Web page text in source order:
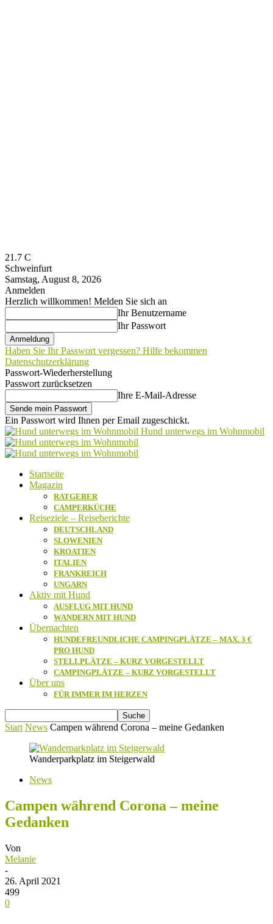
21.7 C
Schweinfurt
Samstag, August 8, 2026
Anmelden
Herzlich willkommen! Melden Sie sich an
Ihr Benutzername
Ihr Passwort
Haben Sie Ihr Passwort vergessen? Hilfe bekommen
Datenschutzerklärung
Passwort-Wiederherstellung
Passwort zurücksetzen
Ihre E-Mail-Adresse
Ein Passwort wird Ihnen per Email zugeschickt.
Hund unterwegs im Wohnmobil
Startseite
Magazin
RATGEBER
CAMPERKÜCHE
Reiseziele – Reiseberichte
DEUTSCHLAND
SLOWENIEN
KROATIEN
ITALIEN
FRANKREICH
UNGARN
Aktiv mit Hund
AUSFLUG MIT HUND
WANDERN MIT HUND
Übernachten
HUNDEFREUNDLICHE CAMPINGPLÄTZE – MAX. 3 €
PRO HUND
STELLPLÄTZE – KURZ VORGESTELLT
CAMPINGPLÄTZE – KURZ VORGESTELLT
Über uns
FÜR IMMER IM HERZEN
Start News Campen während Corona – meine Gedanken
Wanderparkplatz im Steigerwald
News
Campen während Corona – meine
Gedanken
Von
Melanie
-
26. April 2021
499
0